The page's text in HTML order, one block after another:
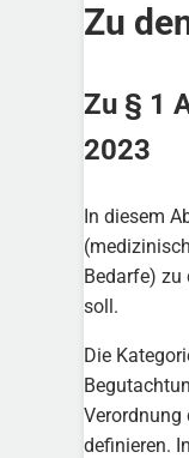
Zu
Zu § 1
2023
In diesem
Bedarfe) zu
soll.
Die
Verordnung
definieren.